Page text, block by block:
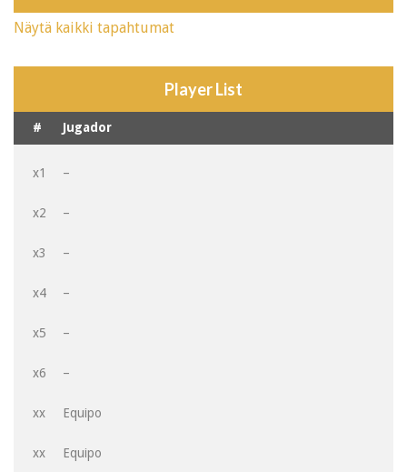
Näytä kaikki tapahtumat
Player List
# Jugador
x1 –
x2 –
x3 –
x4 –
x5 –
x6 –
xx Equipo
xx Equipo